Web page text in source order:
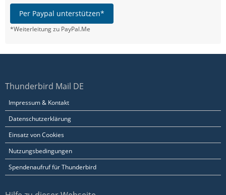
Per Paypal unterstützen*
*Weiterleitung zu PayPal.Me
Thunderbird Mail DE
Impressum & Kontakt
Datenschutzerklärung
Einsatz von Cookies
Nutzungsbedingungen
Spendenaufruf für Thunderbird